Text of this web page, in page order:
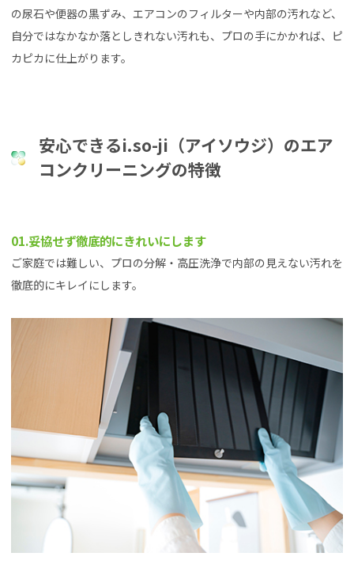
の尿石や便器の黒ずみ、エアコンのフィルターや内部の汚れなど、
自分ではなかなか落としきれない汚れも、プロの手にかかれば、ピ
カピカに仕上がります。
安心できるi.so-ji（アイソウジ）のエア
コンクリーニングの特徴
01.妥協せず徹底的にきれいにします
ご家庭では難しい、プロの分解・高圧洗浄で内部の見えない汚れを
徹底的にキレイにします。